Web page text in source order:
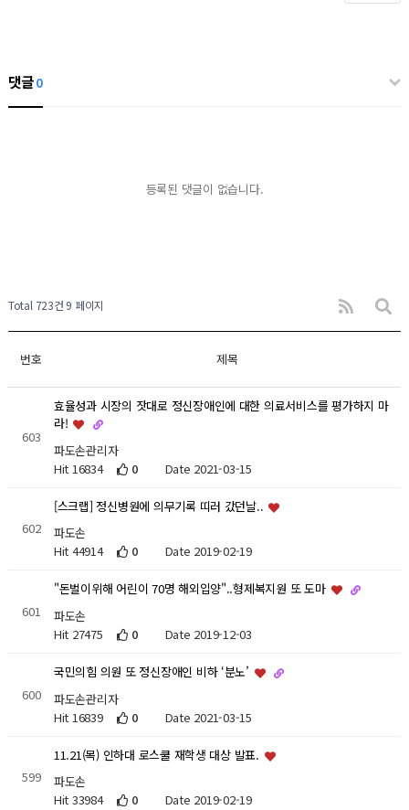
댓글0
등록된 댓글이 없습니다.
Total 723건 9 페이지
번호 제목
603
효율성과 시장의 잣대로 정신장애인에 대한 의료서비스를 평가하지 마
라!
파도손관리자
Hit 16834
0 Date 2021-03-15
602
[스크랩] 정신병원에 의무기록 띠러 갔던날..
파도손
Hit 44914
0 Date 2019-02-19
601
"돈벌이위해 어린이 70명 해외입양"..형제복지원 또 도마
파도손
Hit 27475
0 Date 2019-12-03
600
국민의힘 의원 또 정신장애인 비하 ‘분노’
파도손관리자
Hit 16839
0 Date 2021-03-15
599
11.21(목) 인하대 로스쿨 재학생 대상 발표.
파도손
Hit 33984
0 Date 2019-02-19